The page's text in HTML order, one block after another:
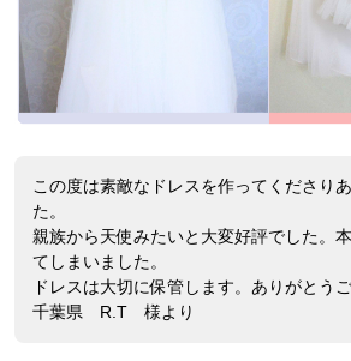
この度は素敵なドレスを作ってくださり
た。
親族から天使みたいと大変好評でした。
てしまいました。
ドレスは大切に保管します。ありがとう
千葉県 R.T 様より